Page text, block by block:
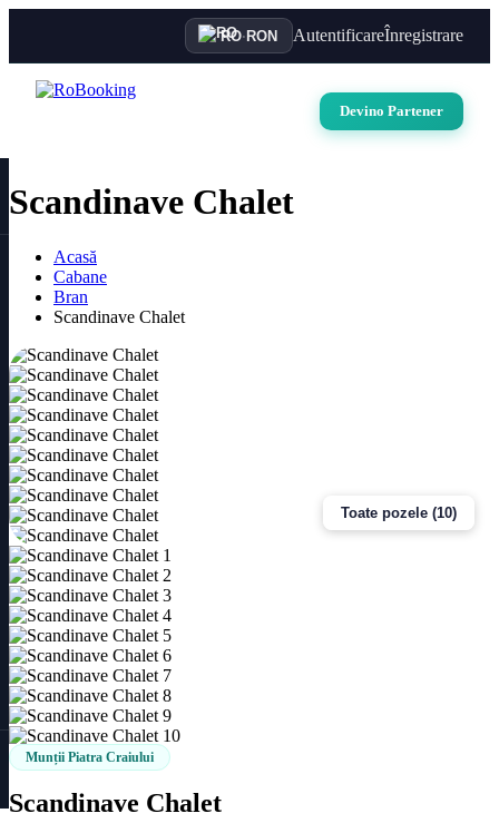
RO·RON AutentificareÎnregistrare
Devino Partener
Scandinave Chalet
Acasă
Cabane
Bran
Scandinave Chalet
Toate pozele (10)
Munții Piatra Craiului
Scandinave Chalet